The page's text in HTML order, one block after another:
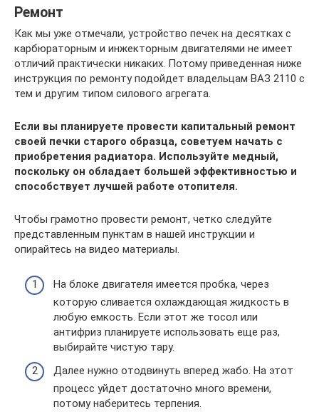
Ремонт
Как мы уже отмечали, устройство печек на десятках с
карбюраторным и инжекторным двигателями не имеет
отличий практически никаких. Потому приведенная ниже
инструкция по ремонту подойдет владельцам ВАЗ 2110 с
тем и другим типом силового агрегата.
Если вы планируете провести капитальный ремонт
своей печки старого образца, советуем начать с
приобретения радиатора. Используйте медный,
поскольку он обладает большей эффективностью и
способствует лучшей работе отопителя.
Чтобы грамотно провести ремонт, четко следуйте
представленным пунктам в нашей инструкции и
опирайтесь на видео материалы.
На блоке двигателя имеется пробка, через
которую сливается охлаждающая жидкость в
любую емкость. Если этот же тосол или
антифриз планируете использовать еще раз,
выбирайте чистую тару.
Далее нужно отодвинуть вперед жабо. На этот
процесс уйдет достаточно много времени,
потому наберитесь терпения.